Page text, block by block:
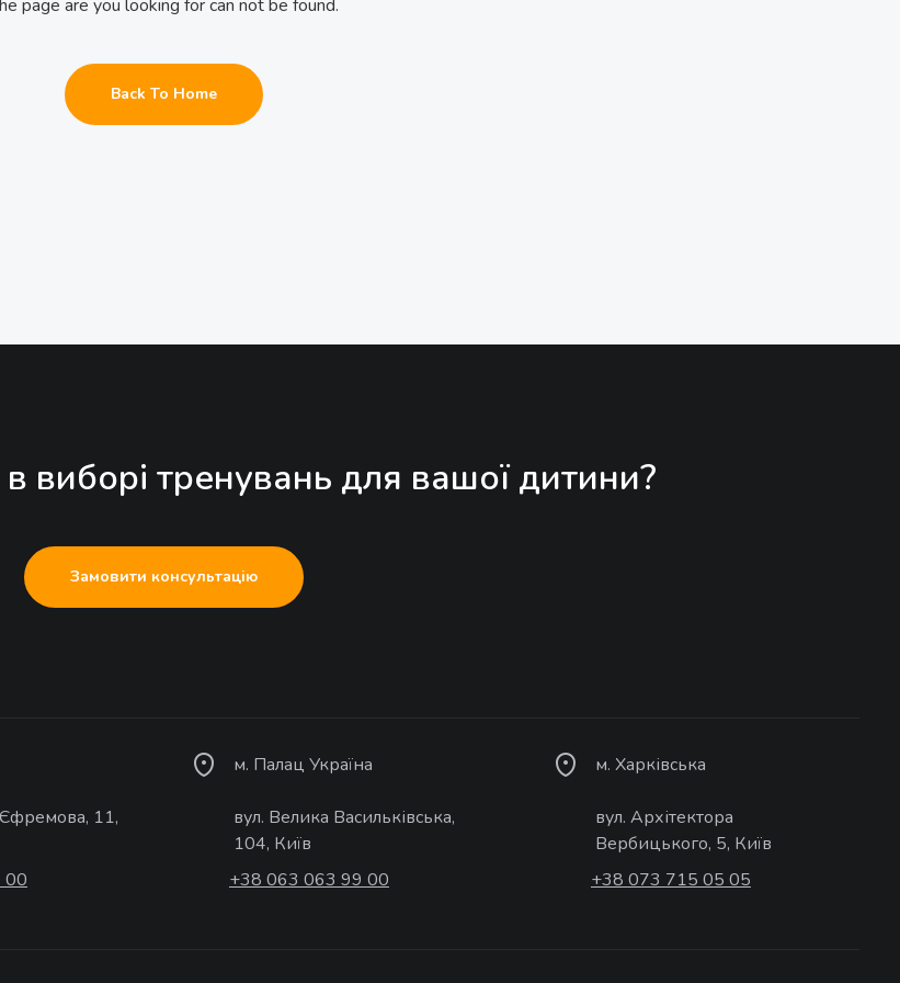
page are you looking for can not be found.
Back To Home
виборі тренувань для вашої дитини?
Замовити консультацію
11,
00
м. Палац Україна
вул. Велика Васильківська,
104, Київ
+38 063 063 99 00
м. Харківська
вул. Архітектора
Вербицького, 5, Київ
+38 073 715 05 05